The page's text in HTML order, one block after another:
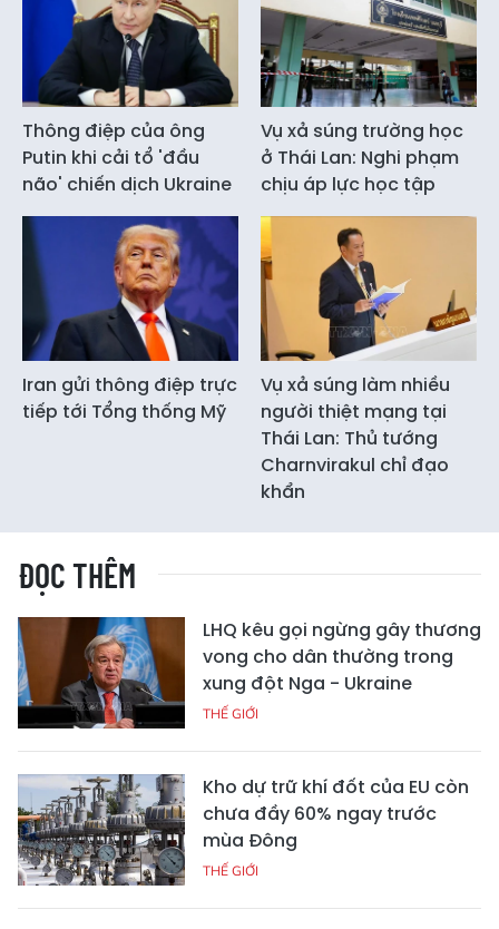
Thông điệp của ông
Putin khi cải tổ 'đầu
não' chiến dịch Ukraine
Vụ xả súng trường học
ở Thái Lan: Nghi phạm
chịu áp lực học tập
Iran gửi thông điệp trực
tiếp tới Tổng thống Mỹ
Vụ xả súng làm nhiều
người thiệt mạng tại
Thái Lan: Thủ tướng
Charnvirakul chỉ đạo
khẩn
ĐỌC THÊM
LHQ kêu gọi ngừng gây thương
vong cho dân thường trong
xung đột Nga - Ukraine
THẾ GIỚI
Kho dự trữ khí đốt của EU còn
chưa đầy 60% ngay trước
mùa Đông
THẾ GIỚI